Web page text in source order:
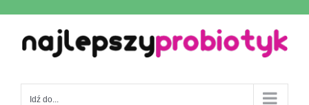
content
Idź do...